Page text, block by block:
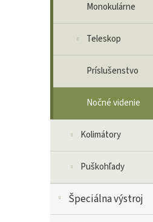
Monokulárne
Teleskop
Príslušenstvo
Nočné videnie
Kolimátory
Puškohľady
Špeciálna výstroj